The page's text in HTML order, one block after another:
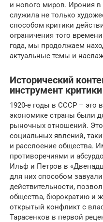
и нового миров. Ирония в
служила не только
способом критики
ограничения того
года, мы продолжаем
актуальные темы и
Исторический
инструмент критики
1920-е годы в СССР – это
экономике страны были
рыночных отношений.
социальных явлений,
и расслоение общества.
противоречиями и
Ильф и Петров в
для них способом
действительности,
общества, бюрократию и
открытый конфликт с
Тарасенков в первой